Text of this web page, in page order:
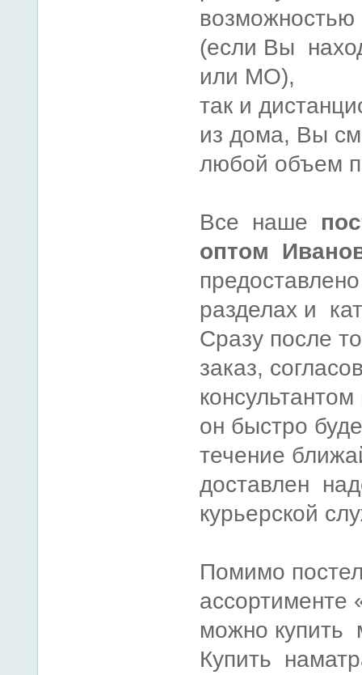
(если Вы
или МО),
так и
из дома, Вы
любой объем
Все наше
оптом
разделах и
Сразу после
заказ,
он быстро
течение
доставлен
курьерской
Помимо
ассортименте
можно купить
Купить